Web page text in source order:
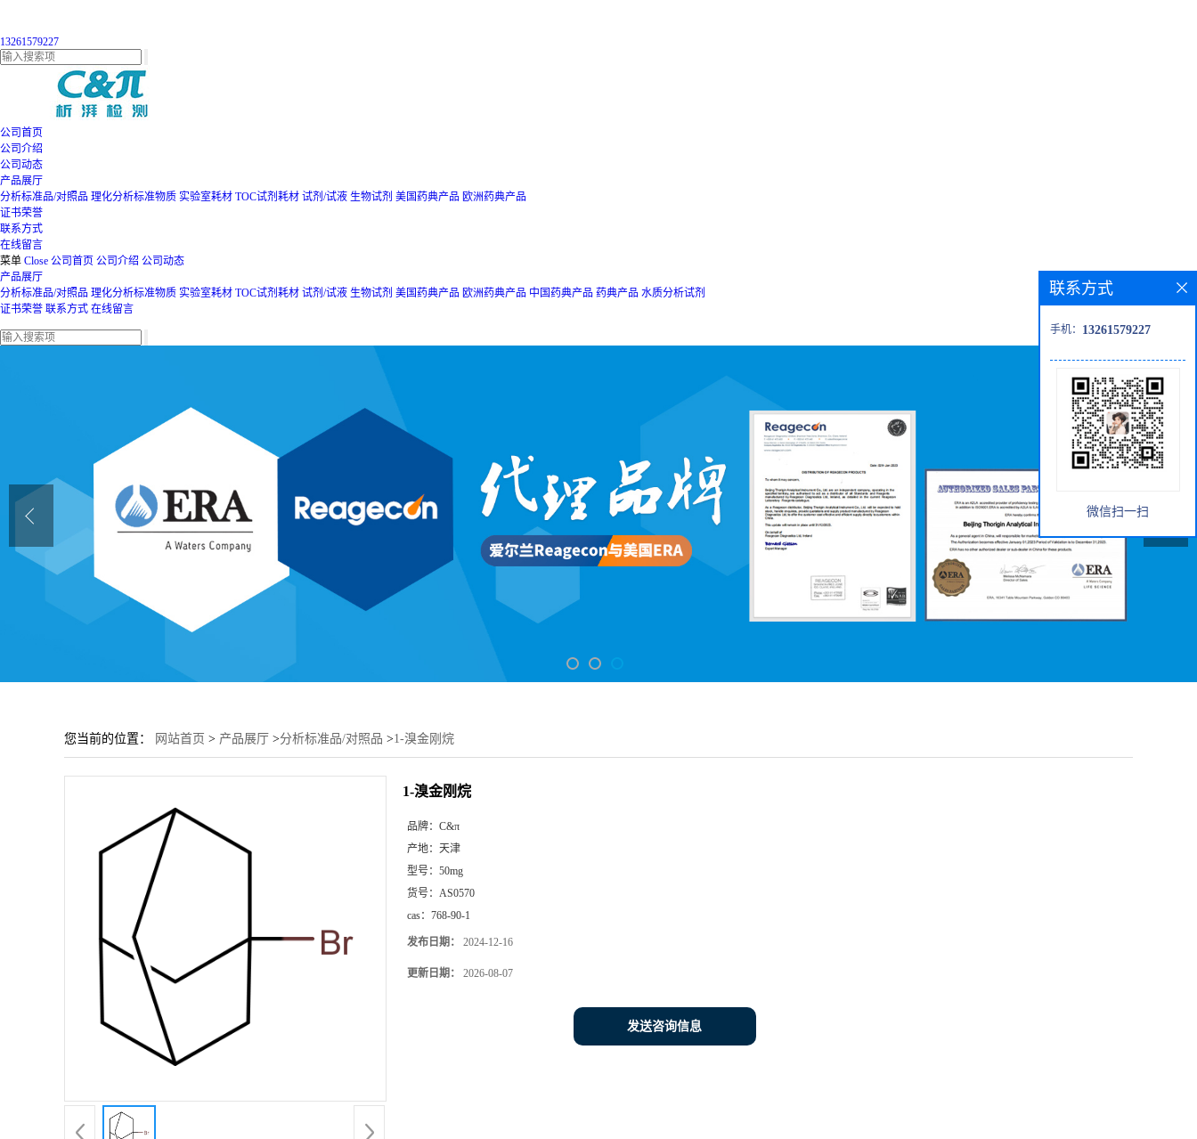
13261579227
公司首页
公司介绍
公司动态
产品展厅
分析标准品/对照品 理化分析标准物质 实验室耗材 TOC试剂耗材 试剂/试液 生物试剂 美国药典产品 欧洲药典产品
证书荣誉
联系方式
在线留言
菜单 Close 公司首页 公司介绍 公司动态
产品展厅
分析标准品/对照品 理化分析标准物质 实验室耗材 TOC试剂耗材 试剂/试液 生物试剂 美国药典产品 欧洲药典产品 中国药典产品 药典产品 水质分析试剂
证书荣誉 联系方式 在线留言
您当前的位置： 网站首页 > 产品展厅 >分析标准品/对照品 >1-溴金刚烷
1-溴金刚烷
品牌： C&π
产地： 天津
型号： 50mg
货号： AS0570
cas： 768-90-1
发布日期： 2024-12-16
更新日期： 2026-08-07
发送咨询信息
联系方式
手机： 13261579227
微信扫一扫